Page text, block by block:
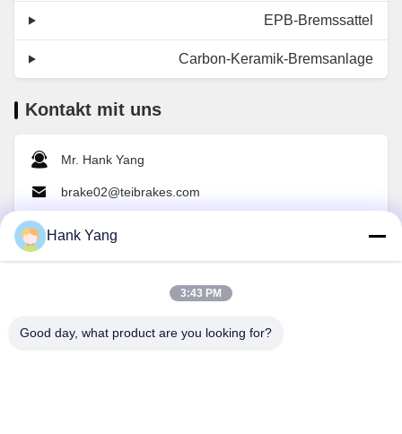
EPB-Bremssattel
Carbon-Keramik-Bremsanlage
Kontakt mit uns
Mr. Hank Yang
brake02@teibrakes.com
Hank Yang
3:43 PM
Good day, what product are you looking for?